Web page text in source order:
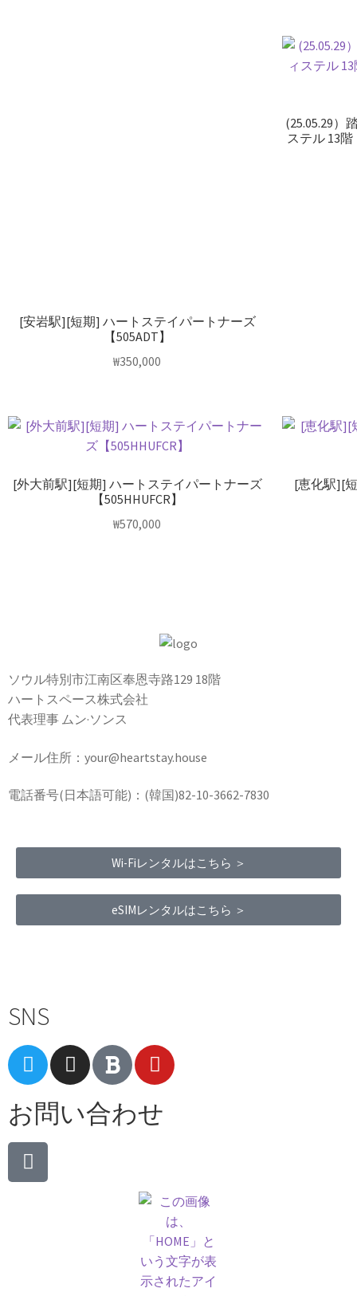
[安岩駅][短期] ハートステイパートナーズ
【505ADT】
₩350,000
(25.05.29）
ステル 13階
[外大前駅][短期] ハートステイパートナーズ
【505HHUFCR】
₩570,000
[恵化駅][
ソウル特別市江南区奉恩寺路129 18階
ハートスペース株式会社
代表理事 ムン·ソンス
メール住所：your@heartstay.house
電話番号(日本語可能)：(韓国)82-10-3662-7830
Wi-Fiレンタルはこちら ＞
eSIMレンタルはこちら ＞
SNS
お問い合わせ